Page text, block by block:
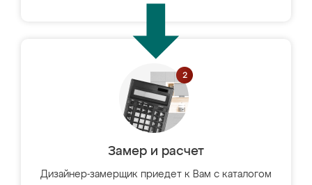
Замер и расчет
Дизайнер-замерщик приедет к Вам с каталогом